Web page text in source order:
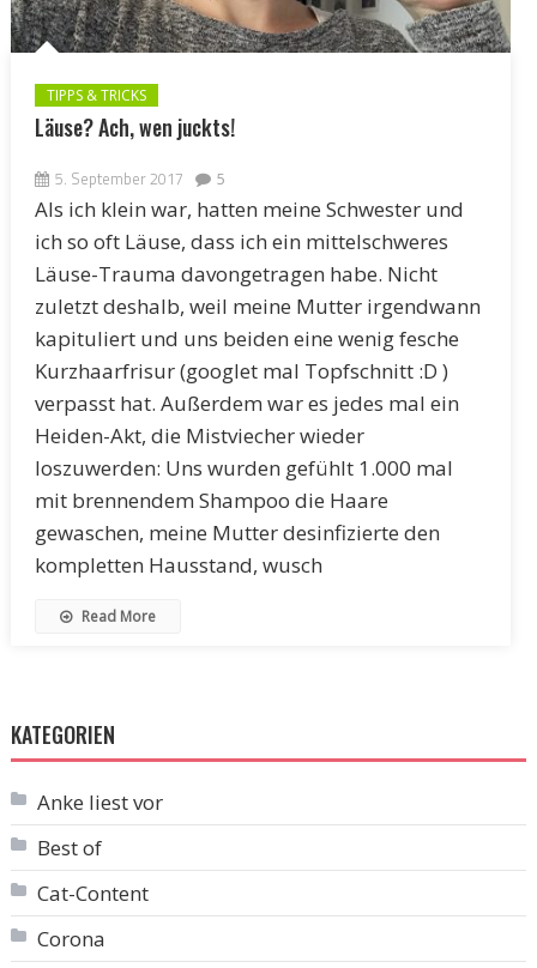
TIPPS & TRICKS
Läuse? Ach, wen juckts!
5. September 2017 5
Als ich klein war, hatten meine Schwester und
ich so oft Läuse, dass ich ein mittelschweres
Läuse-Trauma davongetragen habe. Nicht
zuletzt deshalb, weil meine Mutter irgendwann
kapituliert und uns beiden eine wenig fesche
Kurzhaarfrisur (googlet mal Topfschnitt :D )
verpasst hat. Außerdem war es jedes mal ein
Heiden-Akt, die Mistviecher wieder
loszuwerden: Uns wurden gefühlt 1.000 mal
mit brennendem Shampoo die Haare
gewaschen, meine Mutter desinfizierte den
kompletten Hausstand, wusch
Read More
KATEGORIEN
Anke liest vor
Best of
Cat-Content
Corona